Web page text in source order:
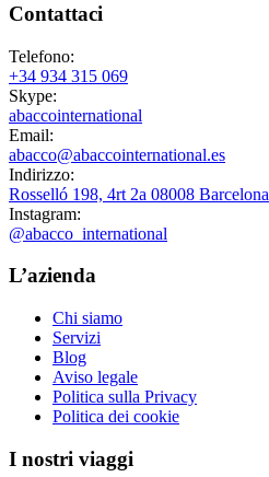
Contattaci
Telefono:
+34 934 315 069
Skype:
abaccointernational
Email:
abacco@abaccointernational.es
Indirizzo:
Rosselló 198, 4rt 2a 08008 Barcelona
Instagram:
@abacco_international
L’azienda
Chi siamo
Servizi
Blog
Aviso legale
Politica sulla Privacy
Politica dei cookie
I nostri viaggi